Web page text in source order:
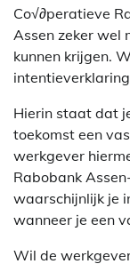
Co√∂peratieve
Assen zeker wel
kunnen krijgen.
Hierin staat dat
toekomst een
werkgever
Rabobank
waarschijnlijk je
wanneer je een
Wil de